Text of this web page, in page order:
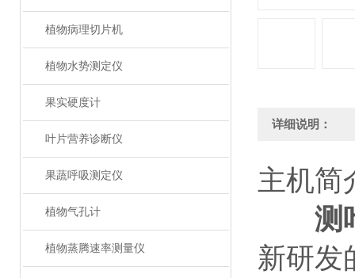
植物病理切片机
植物水势测定仪
果实硬度计
叶片营养诊断仪
果蔬呼吸测定仪
植物气孔计
植物蒸腾速率测量仪
详细说明：
主机简
测
新研发